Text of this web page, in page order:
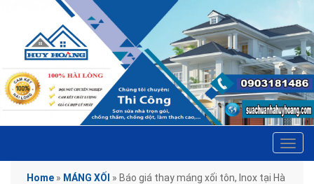
Home » MÁNG XỐI » Báo giá thay máng xối tôn, Inox tại Hà